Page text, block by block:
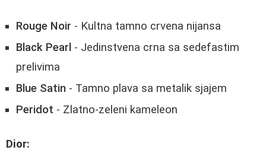
Rouge Noir - Kultna tamno crvena nijansa
Black Pearl - Jedinstvena crna sa sedefastim
prelivima
Blue Satin - Tamno plava sa metalik sjajem
Peridot - Zlatno-zeleni kameleon
Dior: